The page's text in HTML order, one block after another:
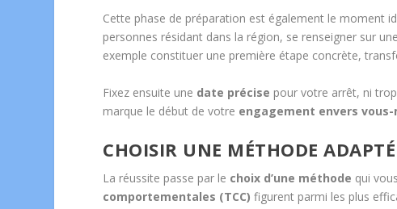
Cette phase de préparation est également le moment
personnes résidant dans la région, se renseigner sur une
exemple constituer une première étape concrète,
Fixez ensuite une date précise pour votre arrêt, ni
marque le début de votre engagement envers vous-
CHOISIR UNE MÉTHODE
La réussite passe par le choix d’une méthode qui
comportementales (TCC) figurent parmi les plus